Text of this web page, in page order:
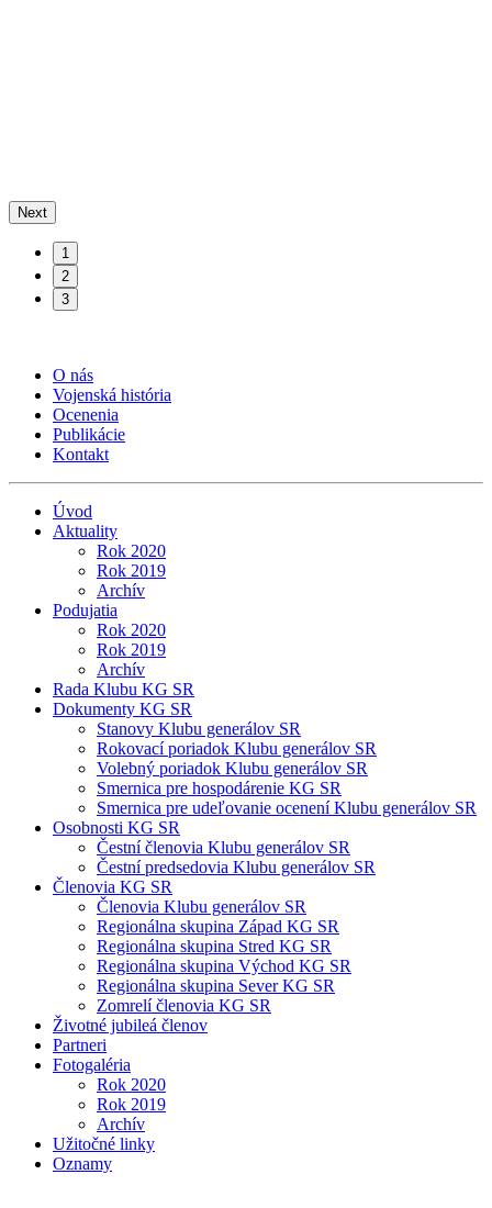
Next
1
2
3
O nás
Vojenská história
Ocenenia
Publikácie
Kontakt
Úvod
Aktuality
Rok 2020
Rok 2019
Archív
Podujatia
Rok 2020
Rok 2019
Archív
Rada Klubu KG SR
Dokumenty KG SR
Stanovy Klubu generálov SR
Rokovací poriadok Klubu generálov SR
Volebný poriadok Klubu generálov SR
Smernica pre hospodárenie KG SR
Smernica pre udeľovanie ocenení Klubu generálov SR
Osobnosti KG SR
Čestní členovia Klubu generálov SR
Čestní predsedovia Klubu generálov SR
Členovia KG SR
Členovia Klubu generálov SR
Regionálna skupina Západ KG SR
Regionálna skupina Stred KG SR
Regionálna skupina Východ KG SR
Regionálna skupina Sever KG SR
Zomrelí členovia KG SR
Životné jubileá členov
Partneri
Fotogaléria
Rok 2020
Rok 2019
Archív
Užitočné linky
Oznamy